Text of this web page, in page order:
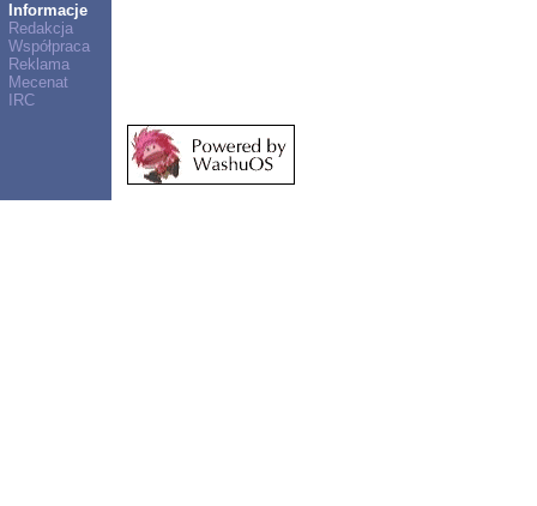
Informacje
Redakcja
Współpraca
Reklama
Mecenat
IRC